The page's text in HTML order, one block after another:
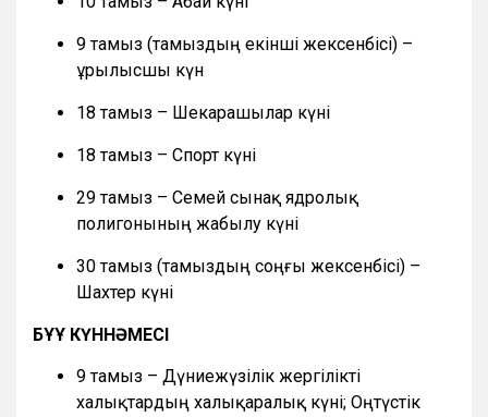
9 тамыз (тамыздың екінші жексенбісі) –
Құрылысшы күн
18 тамыз – Шекарашылар күні
18 тамыз – Спорт күні
29 тамыз – Семей сынақ ядролық
полигонының жабылу күні
30 тамыз (тамыздың соңғы жексенбісі) –
Шахтер күні
БҰҰ КҮННӘМЕСІ
9 тамыз – Дүниежүзілік жергілікті
халықтардың халықаралық күні; Оңтүстік